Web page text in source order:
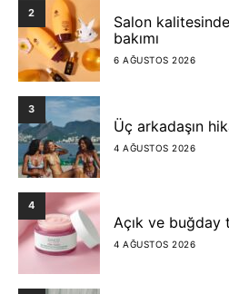
2
Salon
bakımı
6 AĞUSTOS 2026
3
Üç arkadaşın
4 AĞUSTOS 2026
4
Açık ve buğday
4 AĞUSTOS 2026